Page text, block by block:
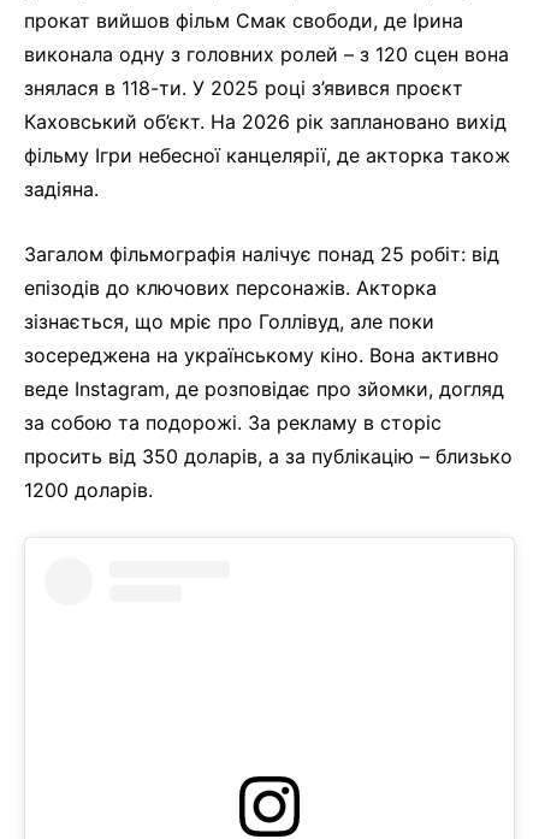
прокат вийшов фільм Смак свободи, де Ірина
виконала одну з головних ролей – з 120 сцен вона
знялася в 118-ти. У 2025 році з’явився проєкт
Каховський об’єкт. На 2026 рік заплановано вихід
фільму Ігри небесної канцелярії, де акторка також
задіяна.
Загалом фільмографія налічує понад 25 робіт: від
епізодів до ключових персонажів. Акторка
зізнається, що мріє про Голлівуд, але поки
зосереджена на українському кіно. Вона активно
веде Instagram, де розповідає про зйомки, догляд
за собою та подорожі. За рекламу в сторіс
просить від 350 доларів, а за публікацію – близько
1200 доларів.